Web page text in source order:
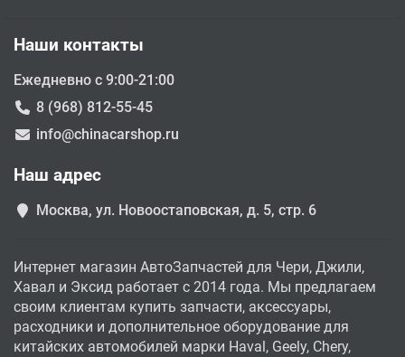
Наши контакты
Ежедневно с 9:00-21:00
8 (968) 812-55-45
info@chinacarshop.ru
Наш адрес
Москва, ул. Новоостаповская, д. 5, стр. 6
Интернет магазин АвтоЗапчастей для Чери, Джили,
Хавал и Эксид работает с 2014 года. Мы предлагаем
своим клиентам купить запчасти, аксессуары,
расходники и дополнительное оборудование для
китайских автомобилей марки Haval, Geely, Chery,